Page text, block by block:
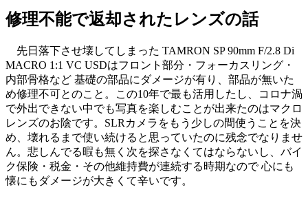
修理不能で返却されたレンズの話
先日落下させ壊してしまった TAMRON SP 90mm F/2.8 Di
MACRO 1:1 VC USDはフロント部分・フォーカスリング・
内部骨格など 基礎の部品にダメージが有り、部品が無いた
め修理不可とのこと。この10年で最も活用したし、コロナ渦
で外出できない中でも写真を楽しむことが出来たのはマクロ
レンズのお陰です。SLRカメラをもう少しの間使うことを決
め、壊れるまで使い続けると思っていたのに残念でなりませ
ん。悲しんでる暇も無く次を探さなくてはならないし、バイ
ク保険・税金・その他維持費が連続する時期なので 心にも
懐にもダメージが大きくて辛いです。